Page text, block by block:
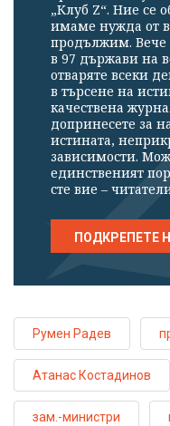
„Клуб Z“. Ние се
имаме нужда от
продължим. Вече
в 97 държави на
отваряте всеки
в търсене на
качествена
допринесете за
истината,
зависимости.
единственият
сте вие –
ПОДКРЕПЕТЕ
Румен Радев
Атанас Костадинов
зам.-министри